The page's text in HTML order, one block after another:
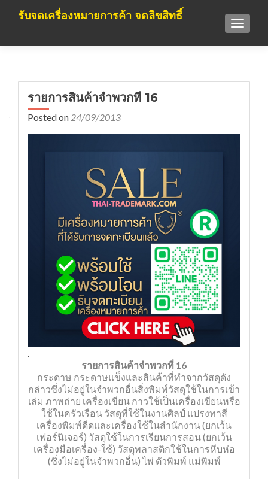
รับจดเครื่องหมายการค้า จดลิขสิทธิ์
รายการสินค้าจำพวกที่ 16
Posted on 24/09/2013
.
รายการสินค้าจำพวกที่ 16
กระดาษ กระดาษแข็งและสินค้าที่ทำจากวัสดุดัง
กล่าวซึ่งไม่อยู่ในจำพวกอื่นสิ่งพิมพ์วัสดุใช้ในการเข้า
เล่ม ภาพถ่าย เครื่องเขียน กาวใช้เป็นเครื่องเขียนหรือ
ใช้ในครัวเรือน วัสดุที่ใช้ในงานศิลป์ แปรงทาสี
เครื่องพิมพ์ดีดและเครื่องใช้ในสำนักงาน (ยกเว้น
เฟอร์นิเจอร์) วัสดุใช้ในการเรียนการสอน (ยกเว้น
เครื่องมือเครื่อง-ใช้) วัสดุพลาสติกใช้ในการหีบห่อ
(ซึ่งไม่อยู่ในจำพวกอื่น) ไพ่ ตัวพิมพ์ แม่พิมพ์